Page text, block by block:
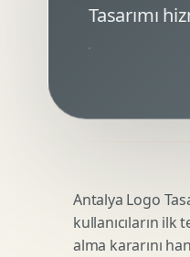
Minimal Logo Tasarimi
Premium Logo Tasarimi
Logo Revizyonu
Kurumsal Logo Yenileme
Tasarımı
Antalya Logo
kullanıcıların
alma kararını